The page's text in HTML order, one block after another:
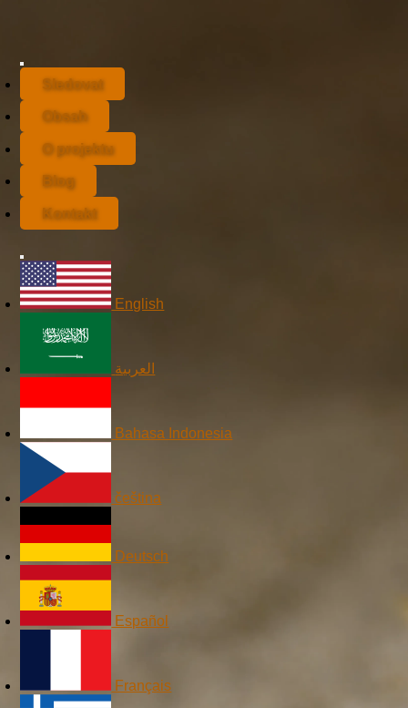
Sledovat
Obsah
O projektu
Blog
Kontakt
English
العربية
Bahasa Indonesia
čeština
Deutsch
Español
Français